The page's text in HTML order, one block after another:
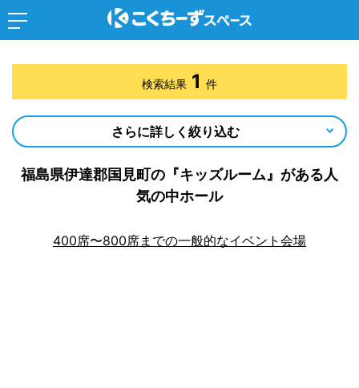
福島県伊達郡国見町の『キッズルーム』がある人
気の中ホール
400席〜800席までの一般的なイベント会場
検索結果 1 件
さらに詳しく絞り込む